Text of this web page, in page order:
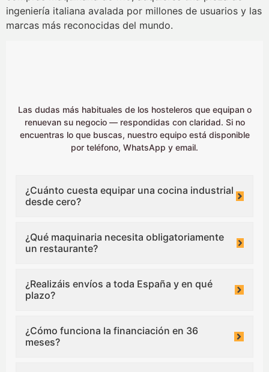
ingeniería italiana avalada por millones de usuarios y las
marcas más reconocidas del mundo.
Las dudas más habituales de los hosteleros que equipan o
renuevan su negocio — respondidas con claridad. Si no
encuentras lo que buscas, nuestro equipo está disponible
por teléfono, WhatsApp y email.
¿Cuánto cuesta equipar una cocina industrial
desde cero?
¿Qué maquinaria necesita obligatoriamente
un restaurante?
¿Realizáis envíos a toda España y en qué
plazo?
¿Cómo funciona la financiación en 36
meses?